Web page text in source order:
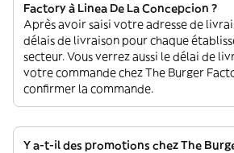
Factory à Linea De La Concepcion ?
Après avoir saisi votre adresse de
délais de livraison pour chaque
secteur. Vous verrez aussi le délai de
votre commande chez The Burger
confirmer la commande.
Y a-t-il des promotions chez The